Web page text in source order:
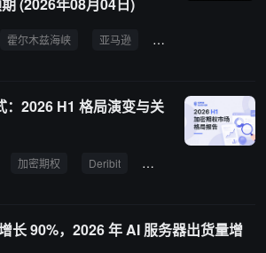
霍尔木兹海峡 亚马逊 Palantir
：2026 H1 格局演变与关
加密期权 Deribit Bybit
长 90%，2026 年 AI 服务器出货量增